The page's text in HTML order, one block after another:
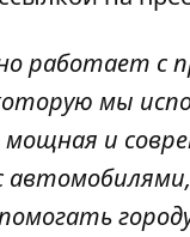
работает
мы
мощная и